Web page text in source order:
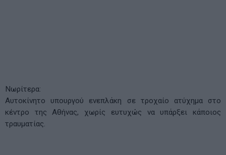
Νωρίτερα:
Αυτοκίνητο υπουργού ενεπλάκη σε τροχαίο ατύχημα στο
κέντρο της Αθήνας, χωρίς ευτυχώς να υπάρξει κάποιος
τραυματίας.